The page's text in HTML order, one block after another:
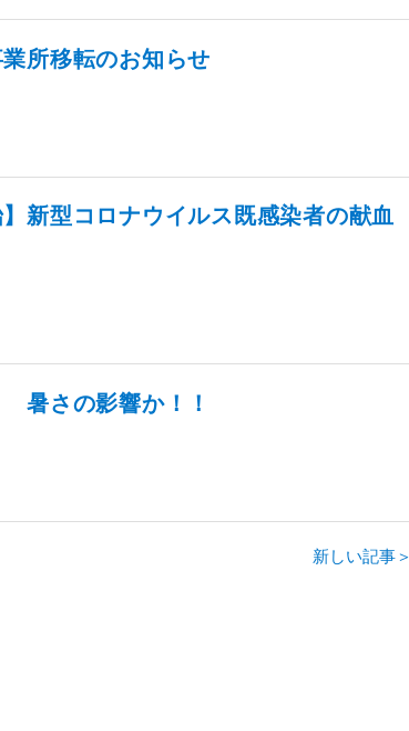
所移転のお知らせ
新型コロナウイルス既感染者の献血
暑さの影響か！！
新しい記事＞